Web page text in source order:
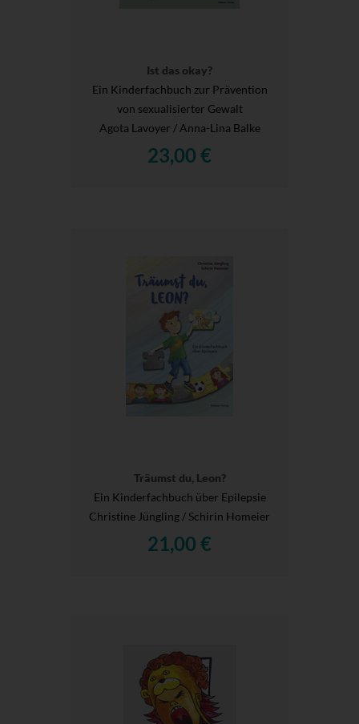
Ist das okay?
Ein Kinderfachbuch zur Prävention
von sexualisierter Gewalt
Agota Lavoyer / Anna-Lina Balke
23,00 €
Träumst du, Leon?
Ein Kinderfachbuch über Epilepsie
Christine Jüngling / Schirin Homeier
21,00 €